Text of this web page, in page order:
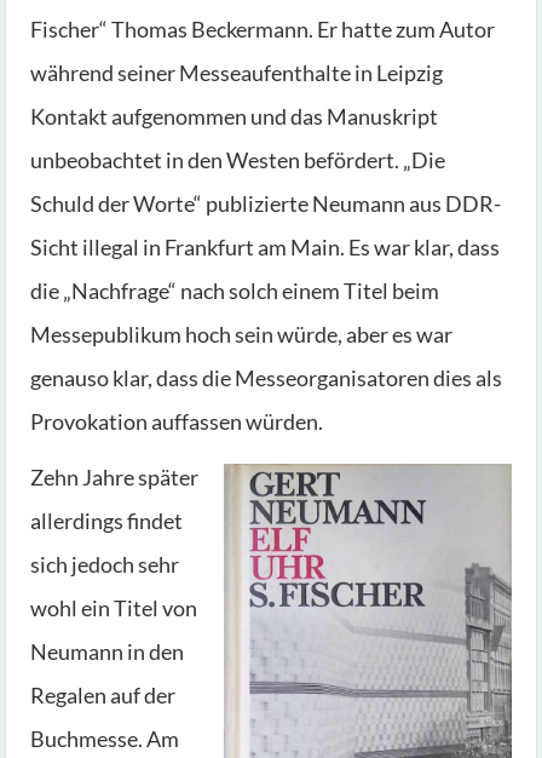
Fischer“ Thomas Beckermann. Er hatte zum Autor
während seiner Messeaufenthalte in Leipzig
Kontakt aufgenommen und das Manuskript
unbeobachtet in den Westen befördert. „Die
Schuld der Worte“ publizierte Neumann aus DDR-
Sicht illegal in Frankfurt am Main. Es war klar, dass
die „Nachfrage“ nach solch einem Titel beim
Messepublikum hoch sein würde, aber es war
genauso klar, dass die Messeorganisatoren dies als
Provokation auffassen würden.
Zehn Jahre später
allerdings findet
sich jedoch sehr
wohl ein Titel von
Neumann in den
Regalen auf der
Buchmesse. Am